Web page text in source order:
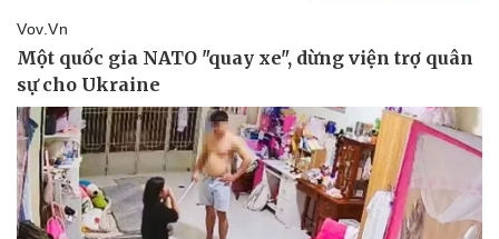
Doanh nghiệp
Công nghệ